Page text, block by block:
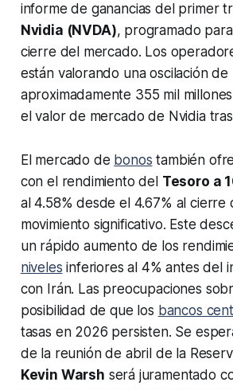
informe de ganancias del primer
Nvidia (NVDA), programado
cierre del mercado. Los
están valorando una oscilación de
aproximadamente 355 mil
el valor de mercado de Nvidia
El mercado de bonos también
con el rendimiento del Tesoro a
al 4.58% desde el 4.67% al cierre
movimiento significativo. Este
un rápido aumento de los
niveles inferiores al 4% antes del
con Irán. Las preocupaciones
posibilidad de que los bancos
tasas en 2026 persisten. Se
de la reunión de abril de la
Kevin Warsh será juramentado